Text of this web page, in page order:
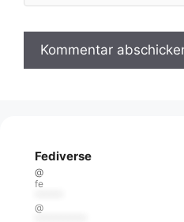
Fediverse
@
fe
@